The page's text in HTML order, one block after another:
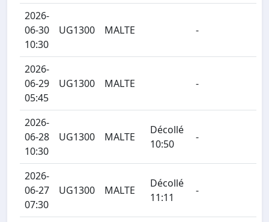
2026-
06-30
10:30
UG1300 MALTE -
2026-
06-29
05:45
UG1300 MALTE -
2026-
06-28
10:30
UG1300 MALTE
Décollé
10:50
-
2026-
06-27
07:30
UG1300 MALTE
Décollé
11:11
-